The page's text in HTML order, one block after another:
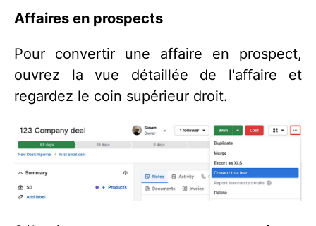
Affaires en prospects
Pour convertir une affaire en prospect,
ouvrez la vue détaillée de l'affaire et
regardez le coin supérieur droit.